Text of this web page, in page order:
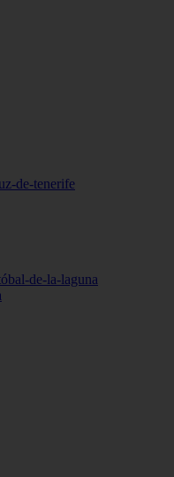
de-tenerife
de-la-laguna